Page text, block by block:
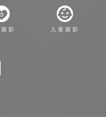
影 儿童摄影